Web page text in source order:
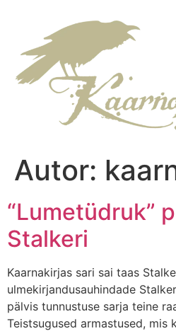
Autor:
“Lumetüdruk”
Stalkeri
Kaarnakirjas sari sai taas
ulmekirjandusauhindade
pälvis tunnustuse sarja teine
Teistsugused armastused, mis